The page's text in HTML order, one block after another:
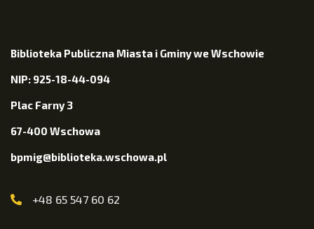
Biblioteka Publiczna Miasta i Gminy we Wschowie
NIP: 925-18-44-094
Plac Farny 3
67-400 Wschowa
bpmig@biblioteka.wschowa.pl
+48 65 547 60 62